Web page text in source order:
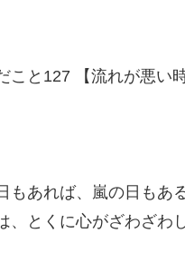
こと127 【流れが悪い
もあれば、嵐の日もあ
、とくに心がざわざわ